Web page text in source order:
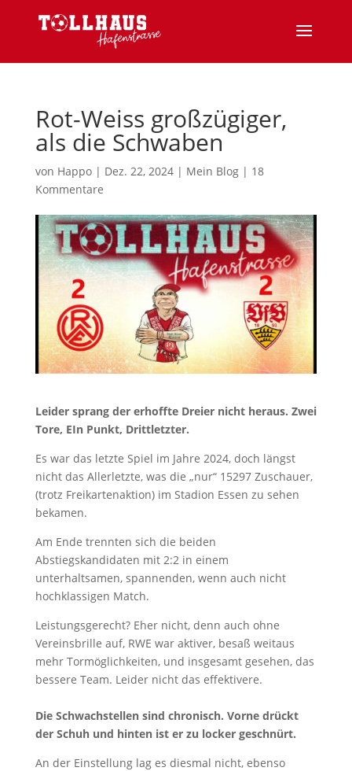
Rot-Weiss großzügiger,
als die Schwaben
von Happo| Dez. 22, 2024| Mein Blog| 18
Kommentare
Leider sprang der erhoffte Dreier nicht heraus. Zwei
Tore, EIn Punkt, Drittletzter.
Es war das letzte Spiel im Jahre 2024, doch längst
nicht das Allerletzte, was die „nur“ 15297 Zuschauer,
(trotz Freikartenaktion) im Stadion Essen zu sehen
bekamen.
Am Ende trennten sich die beiden
Abstiegskandidaten mit 2:2 in einem
unterhaltsamen, spannenden, wenn auch nicht
hochklassigen Match.
Leistungsgerecht? Eher nicht, denn auch ohne
Vereinsbrille auf, RWE war aktiver, besaß weitaus
mehr Tormöglichkeiten, und insgesamt gesehen, das
bessere Team. Leider nicht das effektivere.
Die Schwachstellen sind chronisch. Vorne drückt
der Schuh und hinten ist er zu locker geschnürt.
An der Einstellung lag es diesmal nicht, ebenso